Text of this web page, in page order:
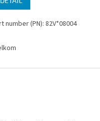
number (PN): 82V*08004